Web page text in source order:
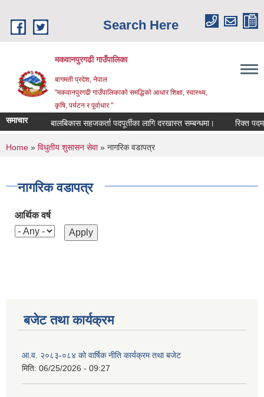
Search Here
मकवानपुरगढी गाउँपालिका
बागमती प्रदेश, नेपाल
"मकवानपुरगढी गाउँपालिकाको समद्धिको आधार शिक्षा, स्‍वास्‍थ्‍य,
कृषि, पर्यटन र पूर्वाधार "
समाचार बालबिकास सहजकर्ता पदपूर्तीका लागि दरखास्त सम्बन्धमा। रिक्त पदमा
You are here
Home » विधुतीय शुसासन सेवा» नागरिक वडापत्र
नागरिक वडापत्र
आर्थिक वर्ष
बजेट तथा कार्यक्रम
आ.व. २०८३-०८४ को वार्षिक नीति कार्यक्रम तथा बजेट
मिति: 06/25/2026 - 09:27